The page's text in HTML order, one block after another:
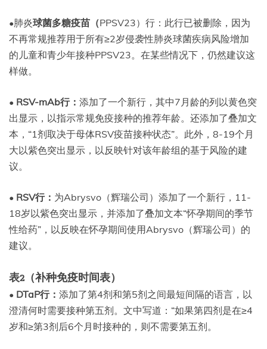
•肺炎球菌多糖疫苗（PPSV23）行：此行已被删除，因为
不再常规推荐用于所有≥2岁侵袭性肺炎球菌疾病风险增加
的儿童和青少年接种PPSV23。在某些情况下，仍然建议这
样做。
• RSV-mAb行： 添加了一个新行，其中7月龄的列以黄色突
出显示，以指示常规免疫接种的推荐年龄。还添加了叠加文
本，“1剂取决于母体RSV疫苗接种状态”。此外，8-19个月
大以紫色突出显示，以反映针对该年龄组的基于风险的建
议。
• RSV行： 为Abrysvo（辉瑞公司）添加了一个新行，11-
18岁以紫色突出显示，并添加了叠加文本“怀孕期间的季节
性给药”，以反映在怀孕期间使用Abrysvo（辉瑞公司）的
建议。
表2（补种免疫时间表）
• DTaP行： 添加了第4剂和第5剂之间最短间隔的语言，以
澄清何时需要接种第五剂。文中写道：“如果第四剂是在≥4
岁和≥第3剂后6个月时接种的，则不需要第五剂。